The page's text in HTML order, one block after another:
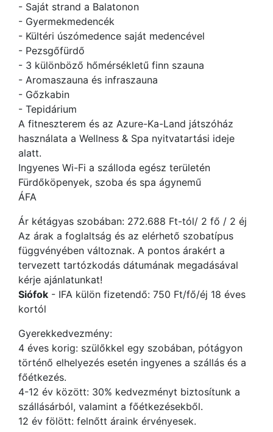
- Saját strand a Balatonon
- Gyermekmedencék
- Kültéri úszómedence saját medencével
- Pezsgőfürdő
- 3 különböző hőmérsékletű finn szauna
- Aromaszauna és infraszauna
- Gőzkabin
- Tepidárium
A fitneszterem és az Azure-Ka-Land játszóház
használata a Wellness & Spa nyitvatartási ideje
alatt.
Ingyenes Wi-Fi a szálloda egész területén
Fürdőköpenyek, szoba és spa ágynemű
ÁFA
Ár kétágyas szobában: 272.688 Ft-tól/ 2 fő / 2 éj
Az árak a foglaltság és az elérhető szobatípus
függvényében változnak. A pontos árakért a
tervezett tartózkodás dátumának megadásával
kérje ajánlatunkat!
Siófok - IFA külön fizetendő: 750 Ft/fő/éj 18 éves
kortól
Gyerekkedvezmény:
4 éves korig: szülőkkel egy szobában, pótágyon
történő elhelyezés esetén ingyenes a szállás és a
főétkezés.
4-12 év között: 30% kedvezményt biztosítunk a
szállásárból, valamint a főétkezésekből.
12 év fölött: felnőtt áraink érvényesek.